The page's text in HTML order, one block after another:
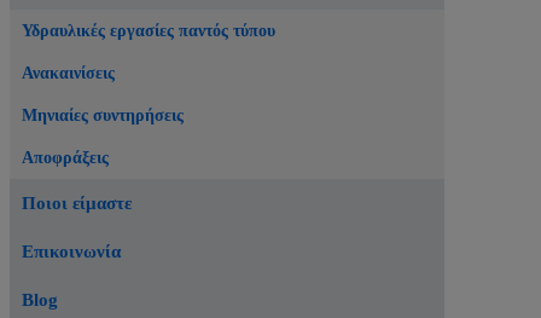
Υδραυλικές εργασίες παντός τύπου
Ανακαινίσεις
Μηνιαίες συντηρήσεις
Αποφράξεις
Ποιοι είμαστε
Επικοινωνία
Blog